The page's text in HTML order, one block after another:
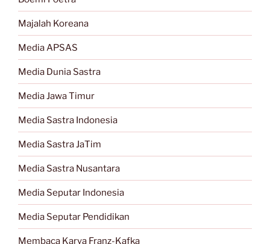
Majalah Koreana
Media APSAS
Media Dunia Sastra
Media Jawa Timur
Media Sastra Indonesia
Media Sastra JaTim
Media Sastra Nusantara
Media Seputar Indonesia
Media Seputar Pendidikan
Membaca Karya Franz-Kafka